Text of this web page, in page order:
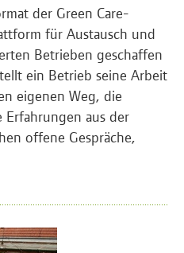
der Green Care-
für Austausch und
Betrieben geschaffen
ein Betrieb seine Arbeit
eigenen Weg, die
aus der
offene Gespräche,